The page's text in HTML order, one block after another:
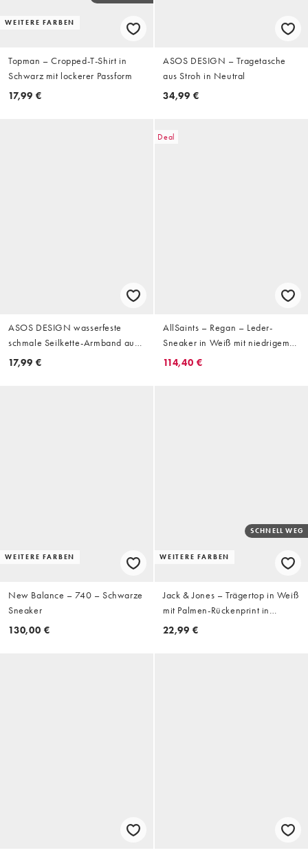
WEITERE FARBEN
Topman – Cropped-T-Shirt in
Schwarz mit lockerer Passform
17,99 €
ASOS DESIGN – Tragetasche
aus Stroh in Neutral
34,99 €
ASOS DESIGN wasserfeste
schmale Seilkette-Armband aus
Edelstahl in Silber
17,99 €
Deal
AllSaints – Regan – Leder-
Sneaker in Weiß mit niedrigem
Schaft und Logo
114,40 €
WEITERE FARBEN
New Balance – 740 – Schwarze
Sneaker
130,00 €
WEITERE FARBEN
SCHNELL WEG
Jack & Jones – Trägertop in Weiß
mit Palmen-Rückenprint in
Schwarz
22,99 €